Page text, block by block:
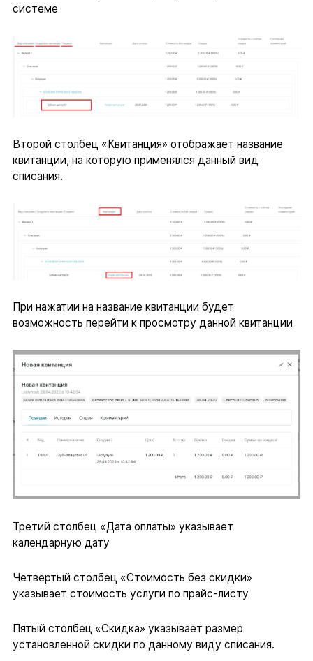
системе
Второй столбец «Квитанция» отображает название
квитанции, на которую применялся данный вид
списания.
При нажатии на название квитанции будет
возможность перейти к просмотру данной квитанции
Третий столбец «Дата оплаты» указывает
календарную дату
Четвертый столбец «Стоимость без скидки»
указывает стоимость услуги по прайс-листу
Пятый столбец «Скидка» указывает размер
установленной скидки по данному виду списания.